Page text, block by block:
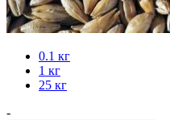
0.1 кг
1 кг
25 кг
-